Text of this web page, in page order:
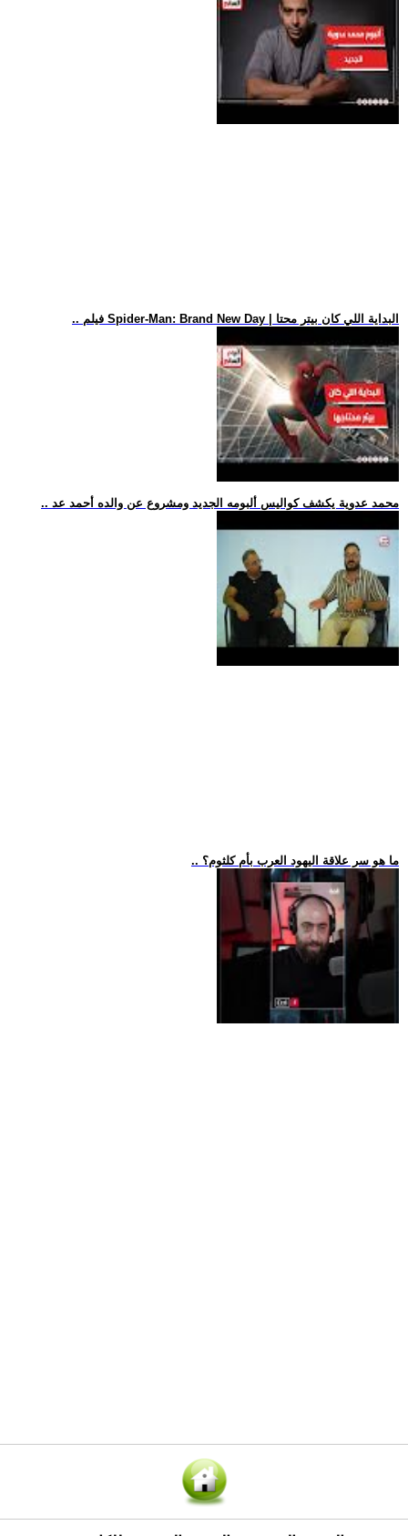
.. فيلم Spider-Man: Brand New Day | البداية اللي كان بيتر محتا
.. محمد عدوية يكشف كواليس ألبومه الجديد ومشروع عن والده أحمد عد
.. ما هو سر علاقة اليهود العرب بأم كلثوم؟